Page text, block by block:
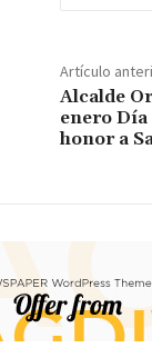
Artículo
Alcalde
enero
honor a